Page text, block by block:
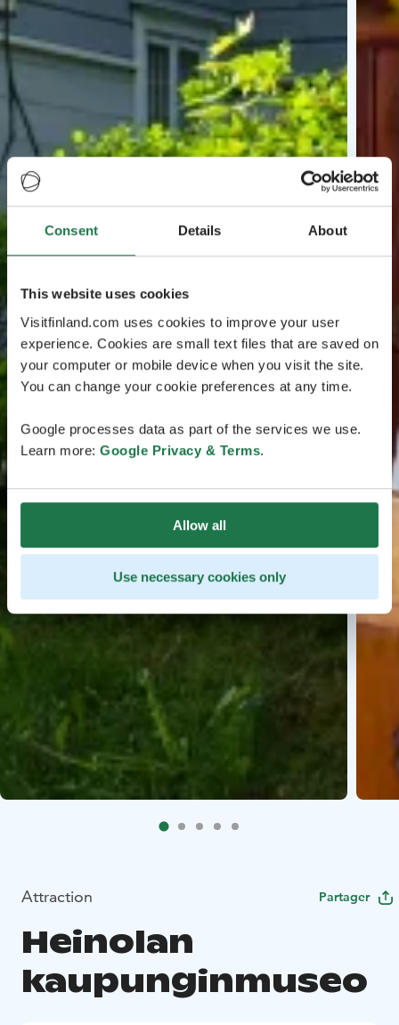
Consent Details About
This website uses cookies
Visitfinland.com uses cookies to improve your user
experience. Cookies are small text files that are saved on
your computer or mobile device when you visit the site.
You can change your cookie preferences at any time.
Google processes data as part of the services we use.
Learn more: Google Privacy & Terms.
Allow all
Use necessary cookies only
Attraction Partager
Heinolan
kaupunginmuseo